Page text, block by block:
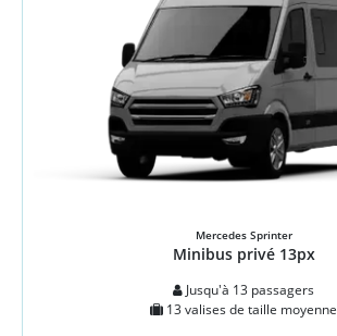
Mercedes Sprinter
Minibus privé 13px
Jusqu'à 13 passagers
13 valises de taille moyenne